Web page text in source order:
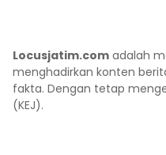
Locusjatim.com adalah
menghadirkan konten
fakta. Dengan tetap
(KEJ).